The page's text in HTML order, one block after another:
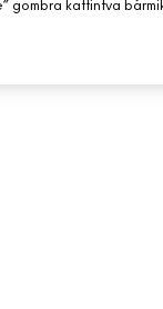
gombra kattintva